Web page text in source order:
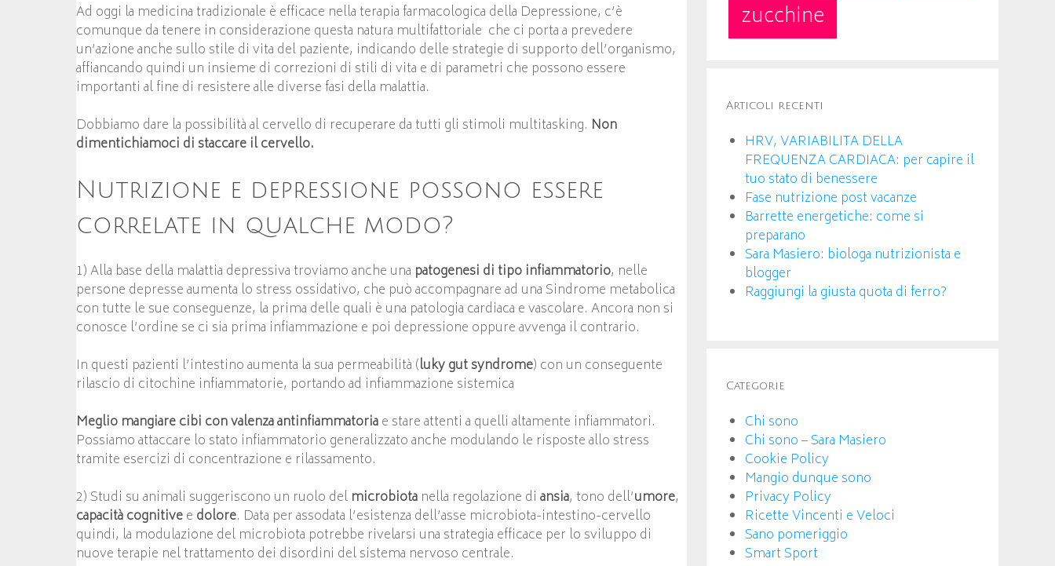
Ad oggi la medicina tradizionale è efficace nella terapia farmacologica della Depressione, c’è
comunque da tenere in considerazione questa natura multifattoriale che ci porta a prevedere
un’azione anche sullo stile di vita del paziente, indicando delle strategie di supporto dell’organismo,
affiancando quindi un insieme di correzioni di stili di vita e di parametri che possono essere
importanti al fine di resistere alle diverse fasi della malattia.
Dobbiamo dare la possibilità al cervello di recuperare da tutti gli stimoli multitasking. Non
dimentichiamoci di staccare il cervello.
Nutrizione e depressione possono essere
correlate in qualche modo?
1) Alla base della malattia depressiva troviamo anche una patogenesi di tipo infiammatorio, nelle
persone depresse aumenta lo stress ossidativo, che può accompagnare ad una Sindrome metabolica
con tutte le sue conseguenze, la prima delle quali è una patologia cardiaca e vascolare. Ancora non si
conosce l’ordine se ci sia prima infiammazione e poi depressione oppure avvenga il contrario.
In questi pazienti l’intestino aumenta la sua permeabilità (luky gut syndrome) con un conseguente
rilascio di citochine infiammatorie, portando ad infiammazione sistemica
Meglio mangiare cibi con valenza antinfiammatoriae stare attenti a quelli altamente infiammatori.
Possiamo attaccare lo stato infiammatorio generalizzato anche modulando le risposte allo stress
tramite esercizi di concentrazione e rilassamento.
2) Studi su animali suggeriscono un ruolo del microbiota nella regolazione di ansia, tono dell’umore,
capacità cognitivee dolore. Data per assodata l’esistenza dell’asse microbiota-intestino-cervello
quindi, la modulazione del microbiota potrebbe rivelarsi una strategia efficace per lo sviluppo di
nuove terapie nel trattamento dei disordini del sistema nervoso centrale.
zucchine
Articoli recenti
HRV, VARIABILITA DELLA
FREQUENZA CARDIACA: per capire il
tuo stato di benessere
Fase nutrizione post vacanze
Barrette energetiche: come si
preparano
Sara Masiero: biologa nutrizionista e
blogger
Raggiungi la giusta quota di ferro?
Categorie
Chi sono
Chi sono – Sara Masiero
Cookie Policy
Mangio dunque sono
Privacy Policy
Ricette Vincenti e Veloci
Sano pomeriggio
Smart Sport